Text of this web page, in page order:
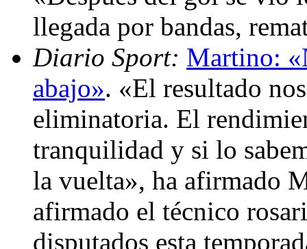
llegada por bandas,
Diario Sport: Martino:
abajo». «El resultado
eliminatoria. El
tranquilidad y si lo
la vuelta», ha afirmado
afirmado el técnico
disputados esta